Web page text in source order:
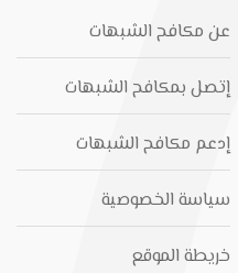
عن مكافح الشبهات
إتصل بمكافح الشبهات
إدعم مكافح الشبهات
سياسة الخصوصية
خريطة الموقع